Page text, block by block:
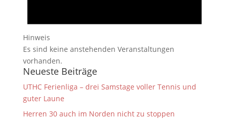
Hinweis
Es sind keine anstehenden Veranstaltungen
vorhanden.
Neueste Beiträge
UTHC Ferienliga – drei Samstage voller Tennis und
guter Laune
Herren 30 auch im Norden nicht zu stoppen